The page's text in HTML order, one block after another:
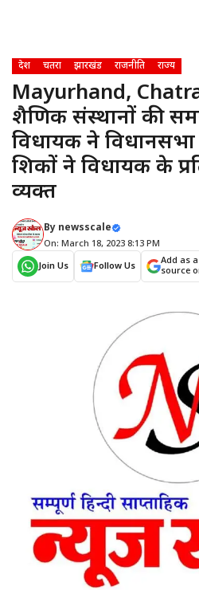
देश चतरा झारखंड राजनीति राज्य
Mayurhand,
शैक्षणिक संस्थानों की
विधायक ने
शिक्षकों ने विधायक के
व्यक्त
By newsscale
On: March 18, 2023 8:13 PM
Join Us
Follow Us
Add as
source